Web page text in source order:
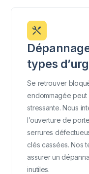
types
Se retrouver
endommagée peut
stressante. Nous
l’ouverture de
serrures
clés cassées. Nos
assurer un
inutiles.